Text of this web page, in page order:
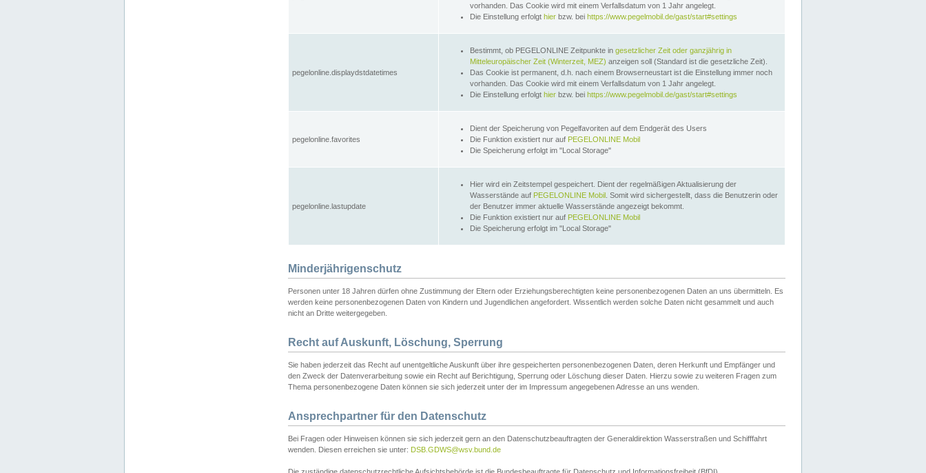
vorhanden. Das Cookie wird mit einem Verfallsdatum von 1 Jahr angelegt.
Die Einstellung erfolgt hier bzw. bei https://www.pegelmobil.de/gast/start#settings
pegelonline.displaydstdatetimes
Bestimmt, ob PEGELONLINE Zeitpunkte in gesetzlicher Zeit oder ganzjährig in
Mitteleuropäischer Zeit (Winterzeit, MEZ) anzeigen soll (Standard ist die gesetzliche Zeit).
Das Cookie ist permanent, d.h. nach einem Browserneustart ist die Einstellung immer noch
vorhanden. Das Cookie wird mit einem Verfallsdatum von 1 Jahr angelegt.
Die Einstellung erfolgt hier bzw. bei https://www.pegelmobil.de/gast/start#settings
pegelonline.favorites
Dient der Speicherung von Pegelfavoriten auf dem Endgerät des Users
Die Funktion existiert nur auf PEGELONLINE Mobil
Die Speicherung erfolgt im "Local Storage"
pegelonline.lastupdate
Hier wird ein Zeitstempel gespeichert. Dient der regelmäßigen Aktualisierung der
Wasserstände auf PEGELONLINE Mobil . Somit wird sichergestellt, dass die Benutzerin oder
der Benutzer immer aktuelle Wasserstände angezeigt bekommt.
Die Funktion existiert nur auf PEGELONLINE Mobil
Die Speicherung erfolgt im "Local Storage"
Minderjährigenschutz
Personen unter 18 Jahren dürfen ohne Zustimmung der Eltern oder Erziehungsberechtigten keine personenbezogenen Daten an uns übermitteln. Es
werden keine personenbezogenen Daten von Kindern und Jugendlichen angefordert. Wissentlich werden solche Daten nicht gesammelt und auch
nicht an Dritte weitergegeben.
Recht auf Auskunft, Löschung, Sperrung
Sie haben jederzeit das Recht auf unentgeltliche Auskunft über ihre gespeicherten personenbezogenen Daten, deren Herkunft und Empfänger und
den Zweck der Datenverarbeitung sowie ein Recht auf Berichtigung, Sperrung oder Löschung dieser Daten. Hierzu sowie zu weiteren Fragen zum
Thema personenbezogene Daten können sie sich jederzeit unter der im Impressum angegebenen Adresse an uns wenden.
Ansprechpartner für den Datenschutz
Bei Fragen oder Hinweisen können sie sich jederzeit gern an den Datenschutzbeauftragten der Generaldirektion Wasserstraßen und Schifffahrt
wenden. Diesen erreichen sie unter: DSB.GDWS@wsv.bund.de